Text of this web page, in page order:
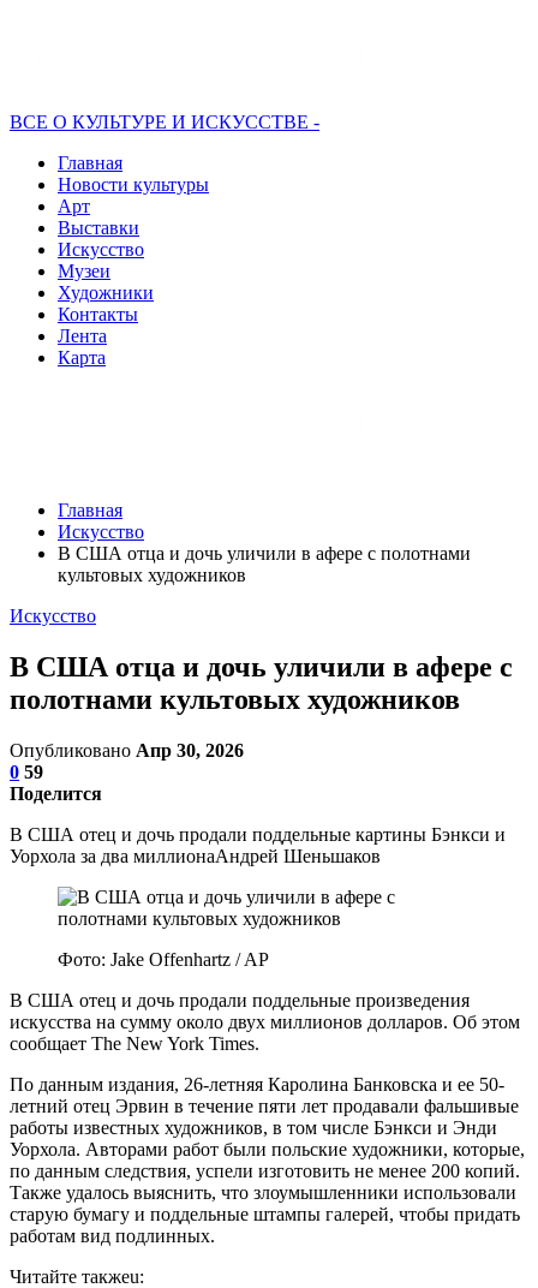
ВСЕ О КУЛЬТУРЕ И ИСКУССТВЕ -
Главная
Новости культуры
Арт
Выставки
Искусство
Музеи
Художники
Контакты
Лента
Карта
Главная
Искусство
В США отца и дочь уличили в афере с полотнами
культовых художников
Искусство
В США отца и дочь уличили в афере с
полотнами культовых художников
Опубликовано Апр 30, 2026
0 59
Поделится
В США отец и дочь продали поддельные картины Бэнкси и
Уорхола за два миллионаАндрей Шеньшаков
Фото: Jake Offenhartz / AP
В США отец и дочь продали поддельные произведения
искусства на сумму около двух миллионов долларов. Об этом
сообщает The New York Times.
По данным издания, 26-летняя Каролина Банковска и ее 50-
летний отец Эрвин в течение пяти лет продавали фальшивые
работы известных художников, в том числе Бэнкси и Энди
Уорхола. Авторами работ были польские художники, которые,
по данным следствия, успели изготовить не менее 200 копий.
Также удалось выяснить, что злоумышленники использовали
старую бумагу и поддельные штампы галерей, чтобы придать
работам вид подлинных.
Читайте такжеu: